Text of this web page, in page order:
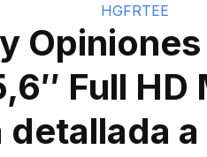
HGFRTEE
Full HD
detallada